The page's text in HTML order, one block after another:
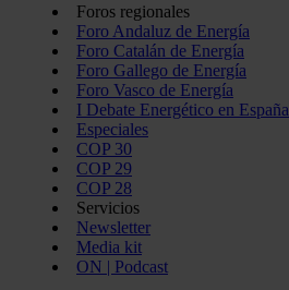
Foros regionales
Foro Andaluz de Energía
Foro Catalán de Energía
Foro Gallego de Energía
Foro Vasco de Energía
I Debate Energético en España
Especiales
COP 30
COP 29
COP 28
Servicios
Newsletter
Media kit
ON | Podcast